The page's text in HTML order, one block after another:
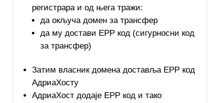
регистрара и од њега тражи:
да окључа домен за трансфер
да му достави EPP код (сигурносни код
за трансфер)
Затим власник домена доставља EPP код
АдриаХосту
АдриаХост додаје EPP код и тако